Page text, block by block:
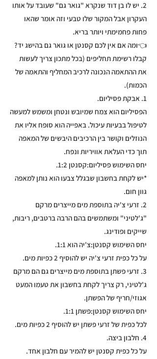
2. יש לו בן דוד שנקרא "גואר גם" שעובד על אותו
העקרון אבל המקור שלו טבעי וזה אומר שהאו
פחות פחמימתי ויותר בריא.
👈ומה אם אין לכם קסנטן או גואר גם בהישג יד?
קבלו רשימת תחליפים (בכל מתכון צריך לעשות
את ההתאמה הנכונה לרכיב המחליף והתאמה של
הכמות).
1. אבקת פסיליום.
הפסיליום הוא צמח שמיובש ונטחן ומשמש למעשה
לטיפול בבעיות עיכול. באפייה הוא סופח אליו את
הנוזלים וקושר בין הרכיבים היבשים של המאפה
תוך כדי העלאת אוויריות ונפח.
יחס השימוש פסיליום:קסנטן 1:2.
*יש לקחת בחשבון שבגלל צבעו הוא נותן למאפה
גוון חום.
2. זרעי צ'יה בתוספת מים מייצרים מרקם
"ג'לטיני" ומשתמשים בהם הרבה ברטבים, ריבות,
שייקים ופודינג.
יחס השימוש קסנטן:צ'יה הוא 1:1.
על כל כפית זרעי צ'יה יש להוסיף 2 כפיות מים.
3. זרעי פשתן בתוספת מים מייצרים גם הם מרקם
ג'לטיני, רק צריך לקחת בחשבון את טעמו המעט
אגוזי/חריף של הפשתן.
יחס השימוש קסנטן:פשתן 1:1.
לכל כפית של זרעי פשתן יש להוסיף 2 כפיות מים.
4. חלבון ביצה.
על כל כפית קסנטן יש להמיר עם חלבון אחד.